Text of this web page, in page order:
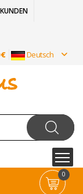
Deutsch
0